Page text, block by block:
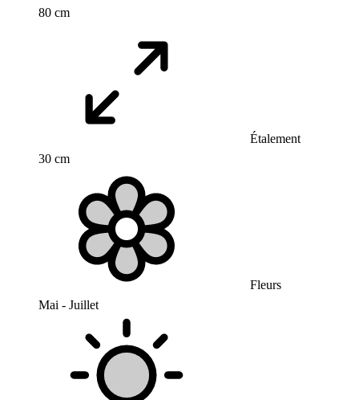
80 cm
Étalement
30 cm
Fleurs
Mai - Juillet